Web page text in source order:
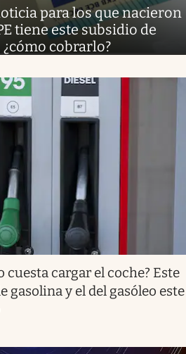
para los que nacieron
tiene este subsidio de
cobrarlo?
cuesta cargar el coche? Este
gasolina y el del gasóleo este